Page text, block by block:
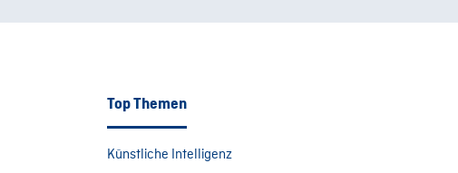
Top Themen
Künstliche Intelligenz